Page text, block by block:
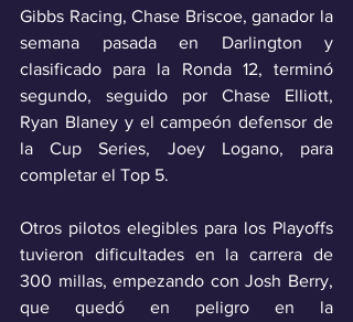
Gibbs Racing, Chase Briscoe, ganador la
semana pasada en Darlington y
clasificado para la Ronda 12, terminó
segundo, seguido por Chase Elliott,
Ryan Blaney y el campeón defensor de
la Cup Series, Joey Logano, para
completar el Top 5.
Otros pilotos elegibles para los Playoffs
tuvieron dificultades en la carrera de
300 millas, empezando con Josh Berry,
que quedó en peligro en la